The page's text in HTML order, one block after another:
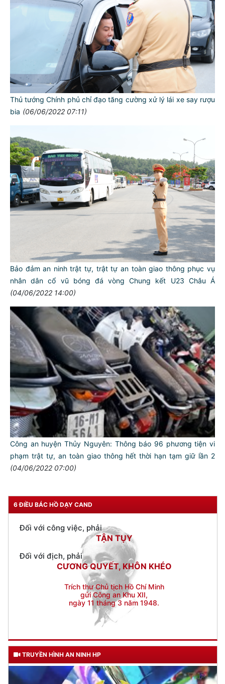
Thủ tướng Chính phủ chỉ đạo tăng cường xử lý lái xe say rượu
bia (06/06/2022 07:11)
Bảo đảm an ninh trật tự, trật tự an toàn giao thông phục vụ
nhân dân cổ vũ bóng đá vòng Chung kết U23 Châu Á
(04/06/2022 14:00)
Công an huyện Thủy Nguyên: Thông báo 96 phương tiện vi
phạm trật tự, an toàn giao thông hết thời hạn tạm giữ lần 2
(04/06/2022 07:00)
6 ĐIỀU BÁC HỒ DẠY CAND
TƯ CÁCH
NGƯỜI CÔNG AN CÁCH MỆNH LÀ:
Đối với tự mình, phải
CẦN, KIỆM, LIÊM, CHÍNH
Đối với đồng sự, phải
THÂN ÁI GIÚP ĐỠ
Đối với chính phủ, phải
TUYỆT ĐỐI TRUNG THÀNH
Đối với nhân dân, phải
Đối với công việc, phải
Đối với địch, phải
CƯƠNG QUYẾT, KHÔN KHÉO
Trích thư Chủ tịch Hồ Chí Minh
gửi Công an Khu XII,
ngày 11 tháng 3 năm 1948.
TRUYỀN HÌNH AN NINH HP